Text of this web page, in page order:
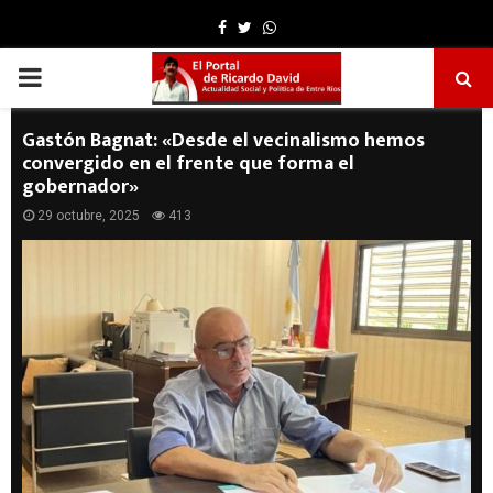
Facebook
TwitterWhatsapp
PRIMARY
MENU
Gastón Bagnat: «Desde el vecinalismo hemos
convergido en el frente que forma el
gobernador»
29 octubre, 2025 413